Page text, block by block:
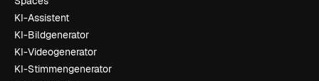
KI-Assistent
KI-Bildgenerator
KI-Videogenerator
KI-Stimmengenerator